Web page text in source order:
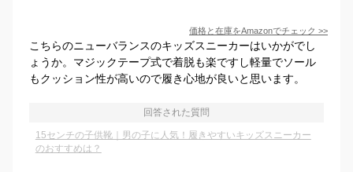
価格と在庫をAmazonでチェック >>
こちらのニューバランスのキッズスニーカーはいかがでし
ょうか。マジックテープ式で着脱も楽ですし軽量でソール
もクッション性が高いので履き心地が良いと思います。
回答された質問
15センチの子供靴｜男の子に人気！履きやすいキッズスニーカー
のおすすめは？